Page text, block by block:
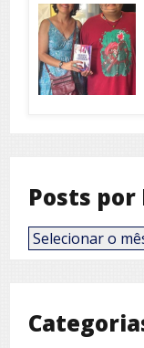
Posts por
Posts
por